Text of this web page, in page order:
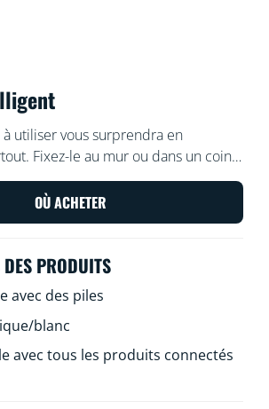
utiliser vous surprendra en
Fixez-le au mur ou dans un coin
de vis ou laissez la surface métallique
trouvant à l’intérieur. Transportez-le
contrôlez rapidement vos lumières.
OÙ ACHETER
PRODUITS
avec des piles
blanc
avec tous les produits connectés